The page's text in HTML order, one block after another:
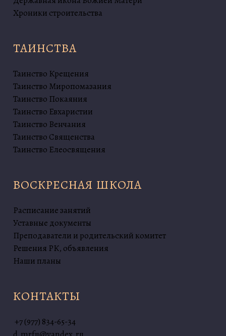
Хроники строительства
ТАИНСТВА
Таинство Крещения
Таинство Миропомазания
Таинство Покаяния
Таинство Евхаристии
Таинство Венчания
Таинство Священства
Таинство Елеосвящения
ВОСКРЕСНАЯ ШКОЛА
Расписание занятий
Уставные документы
Преподаватели и родительский комитет
Решения РК, объявления
Наши планы
КОНТАКТЫ
+7 (977) 834-65-34